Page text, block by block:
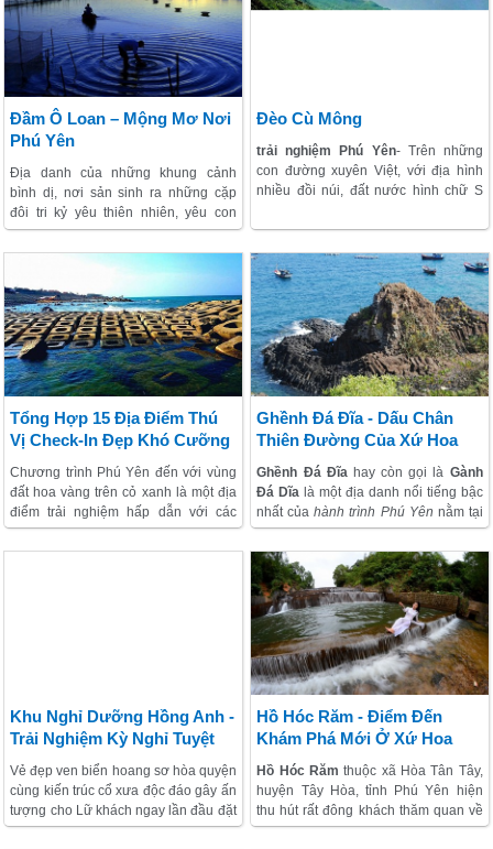
còn có một Vực Phun hùng vĩ, đẹp
Đầm Ô Loan – Mộng Mơ Nơi
Phú Yên
Địa danh của những khung cảnh
bình dị, nơi sản sinh ra những cặp
đôi tri kỷ yêu thiên nhiên, yêu con
người. Đầm còn là cội nguồn của
những món ăn đặc sản, chứ danh nổi
tiếng khắp một vùng.
Đèo Cù Mông
trải nghiệm Phú Yên- Trên những
con đường xuyên Việt, với địa hình
nhiều đồi núi, đất nước hình chữ S
Lữ khách mỗi lần đi qua không thể
nào quên được. Đèo Cù Mông là một
trong 5 con đèo được bình chọn là
ngoạn mục nhất và cảnh quan đẹp,
thu hút sự quan tâm, thích thú của
khách thăm quan.
Tổng Hợp 15 Địa Điểm Thú
Vị Check-In Đẹp Khó Cưỡng
Ở Phú Yên
Chương trình Phú Yên đến với vùng
đất hoa vàng trên cỏ xanh là một địa
điểm trải nghiệm hấp dẫn với các
khách thăm quan Việt Nam trong thời
gian qua, đặc biệt là các bạn trẻ thích
Ghềnh Đá Đĩa - Dấu Chân
Thiên Đường Của Xứ Hoa
Vàng Cỏ Xanh
Ghềnh Đá Đĩa hay còn gọi là Gành
Đá Dĩa là một địa danh nổi tiếng bậc
nhất củahành trình Phú Yên nằm tại
xã An Ninh Đông, huyện Tuy An cách
thành phố Tuy Hòa khoảng 40km.
Ghềnh Đá Đĩa nổi bật với những cột
đá được xếp chồng lên nhau mà
không hề có bàn tay con người đụng
vào.
Khu Nghỉ Dưỡng Hồng Anh -
Trải Nghiệm Kỳ Nghỉ Tuyệt
Vời Ven Biển Phú Yên
Vẻ đẹp ven biển hoang sơ hòa quyện
cùng kiến trúc cổ xưa độc đáo gây ấn
tượng cho Lữ khách ngay lần đầu đặt
chân đếnkhu thăm quan Hồng Anh,
Hồ Hóc Răm - Điểm Đến
Khám Phá Mới Ở Xứ Hoa
Vàng Cỏ Xanh
Hồ Hóc Răm thuộc xã Hòa Tân Tây,
huyện Tây Hòa, tỉnh Phú Yên hiện
thu hút rất đông khách thăm quan về
tham quan, tổ chức dã ngoại, chụp